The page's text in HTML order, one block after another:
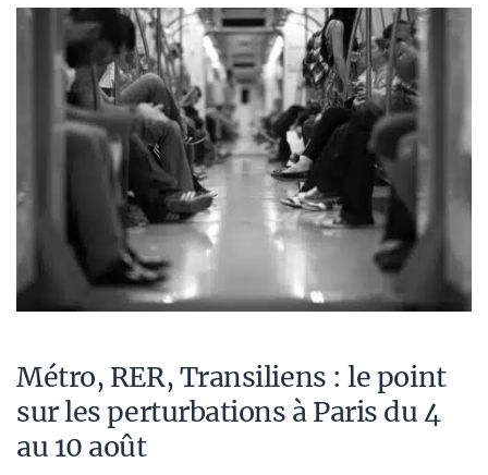
Métro, RER, Transiliens : le point
sur les perturbations à Paris du 4
au 10 août